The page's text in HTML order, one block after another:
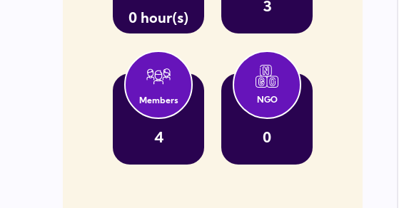
0 hour(s)
3
Members
4
NGO
0
09-12-2022 26-12-2022
Kanserli Çocuklara Umut Vakfı (KAÇUV)
Yeni Yıl'da çocuklarımızı yalnız bırakmıyoruz! Yeni